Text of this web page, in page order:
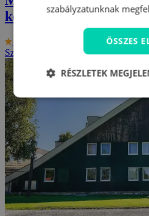
kedvezménnyel
Szlovákia - Tátra
2 fő részére, 3-tól 8
szabályzatunknak
ÖSSZES
RÉSZLETEK